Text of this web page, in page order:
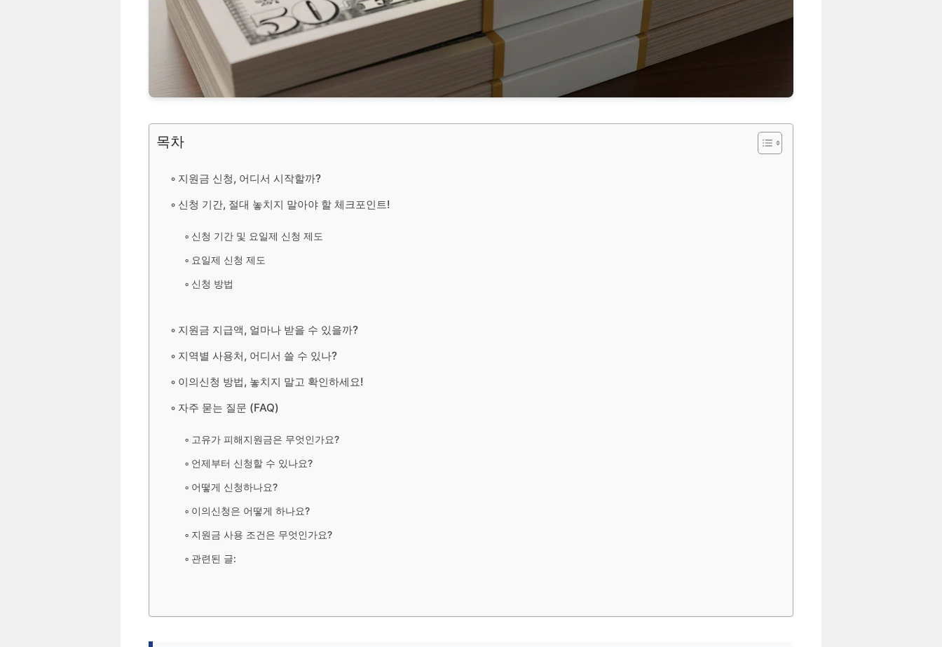
목차
지원금 신청, 어디서 시작할까?
신청 기간, 절대 놓치지 말아야 할 체크포인트!
신청 기간 및 요일제 신청 제도
요일제 신청 제도
신청 방법
지원금 지급액, 얼마나 받을 수 있을까?
지역별 사용처, 어디서 쓸 수 있나?
이의신청 방법, 놓치지 말고 확인하세요!
자주 묻는 질문 (FAQ)
고유가 피해지원금은 무엇인가요?
언제부터 신청할 수 있나요?
어떻게 신청하나요?
이의신청은 어떻게 하나요?
지원금 사용 조건은 무엇인가요?
관련된 글: